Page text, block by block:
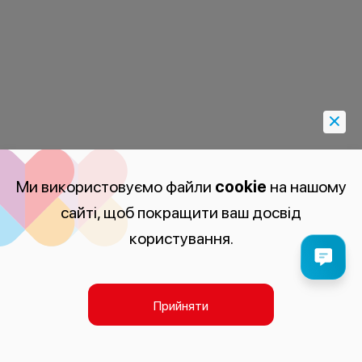
Ми використовуємо файли cookie на нашому
сайті, щоб покращити ваш досвід
користування.
Прийняти